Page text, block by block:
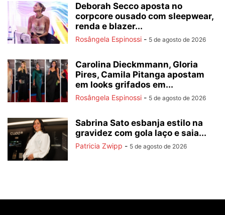
Deborah Secco aposta no
corpcore ousado com sleepwear,
renda e blazer...
Rosângela Espinossi - 5 de agosto de 2026
Carolina Dieckmmann, Gloria
Pires, Camila Pitanga apostam
em looks grifados em...
Rosângela Espinossi - 5 de agosto de 2026
Sabrina Sato esbanja estilo na
gravidez com gola laço e saia...
Patricia Zwipp - 5 de agosto de 2026